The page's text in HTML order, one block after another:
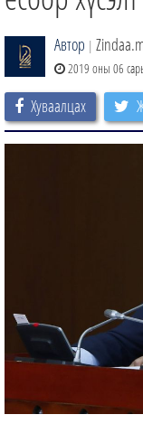
ЗИНДАА СЭТГҮҮЛ
Автор |
2019 оны 06
Хуваалцах